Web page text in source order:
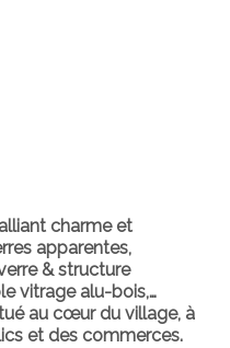
charme et
apparentes,
& structure
vitrage alu-bois,…
au cœur du village, à
et des commerces.